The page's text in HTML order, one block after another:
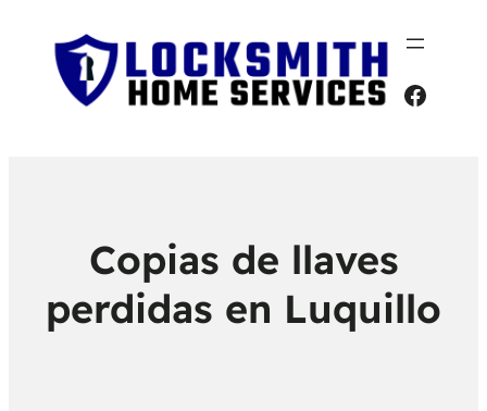
Copias de llaves
perdidas en Luquillo